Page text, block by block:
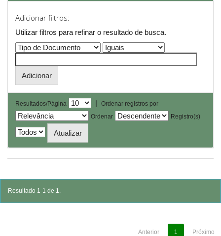
Adicionar filtros:
Utilizar filtros para refinar o resultado de busca.
Resultados/Página |
Ordenar registros por
Ordenar
Registro(s)
Resultado 1-1 de 1.
Anterior 1 Próximo